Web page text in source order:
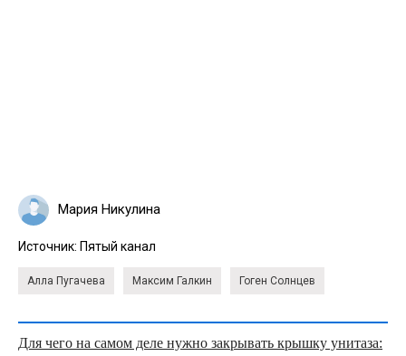
Мария Никулина
Источник: Пятый канал
Алла Пугачева Максим Галкин Гоген Солнцев
Для чего на самом деле нужно закрывать крышку унитаза: